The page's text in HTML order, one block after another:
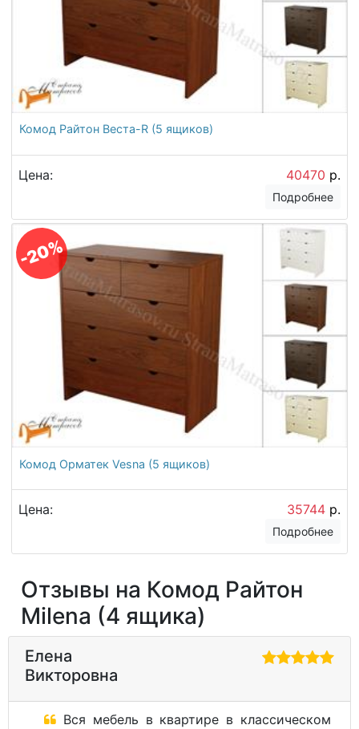
Комод Райтон Веста-R (5 ящиков)
Цена: 40470 р.
Подробнее
-20%
Комод Орматек Vesna (5 ящиков)
Цена: 35744 р.
Подробнее
Отзывы на Комод Райтон
Milena (4 ящика)
Елена
Викторовна
Вся мебель в квартире в классическом